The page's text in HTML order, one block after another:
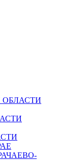
ОБЛАСТИ